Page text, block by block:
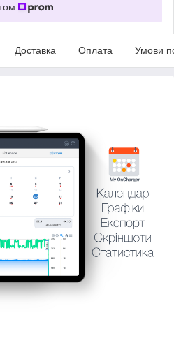
Доставка Оплата Умови